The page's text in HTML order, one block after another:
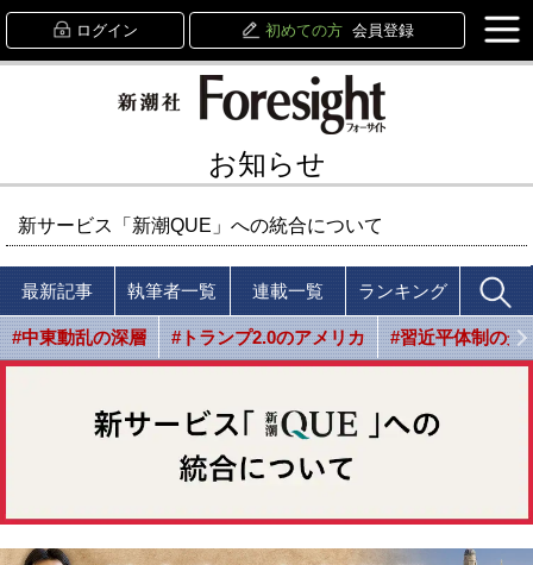
ログイン 初めての方 会員登録
お知らせ
新サービス「新潮QUE」への統合について
最新記事 執筆者一覧 連載一覧 ランキング
#中東動乱の深層 #トランプ2.0のアメリカ #習近平体制の光